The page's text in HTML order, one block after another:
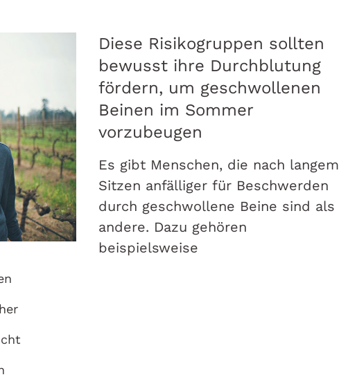
Diese Risikogruppen sollten
bewusst ihre Durchblutung
fördern, um geschwollenen
Beinen im Sommer
vorzubeugen
Es gibt Menschen, die nach langem
Sitzen anfälliger für Beschwerden
durch geschwollene Beine sind als
andere. Dazu gehören
beispielsweise